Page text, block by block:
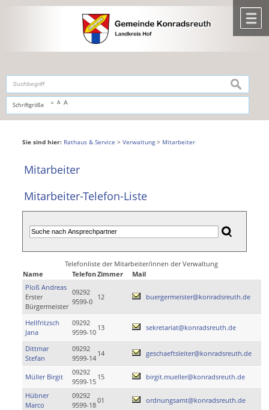
,zur Navigationoderzur Startseitespringen.
Schriftgröße A A A
suchen
Sie sind hier: Rathaus & Service > Verwaltung> Mitarbeiter
Mitarbeiter
Mitarbeiter-Telefon-Liste
Telefonliste der Mitarbeiter/innen der Verwaltung
Name
TelefonZimmer
Mail
Ploß Andreas
Erster
Bürgermeister
09292
9599-0
12 buergermeister@konradsreuth.de
Hellfritzsch
Jana
09292
9599-10
13 sekretariat@konradsreuth.de
Dittmar
Stefan
09292
9599-14
14 geschaeftsleiter@konradsreuth.de
Müller Birgit
09292
9599-15
15 birgit.mueller@konradsreuth.de
Hübner
Marco
09292
9599-18
01 ordnungsamt@konradsreuth.de